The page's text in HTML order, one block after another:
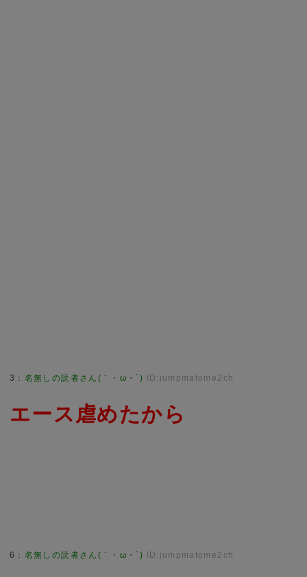
3 ： 名無しの読者さん(｀・ω・´) ID:jumpmatome2ch
エース虐めたから
6 ： 名無しの読者さん(｀・ω・´) ID:jumpmatome2ch